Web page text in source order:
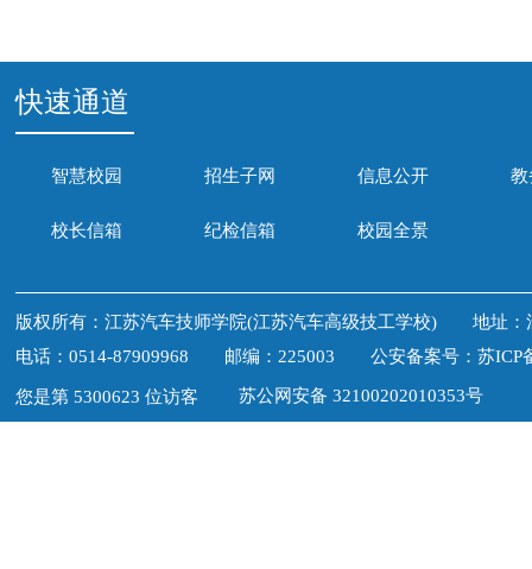
快速通道
智慧校园 招生子网 信息公开 教
校长信箱 纪检信箱 校园全景
版权所有：江苏汽车技师学院(江苏汽车高级技工学校) 地址：
电话：0514-87909968 邮编：225003 公安备案号：苏ICP
您是第 5300623 位访客 苏公网安备 32100202010353号